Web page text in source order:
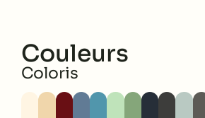
Couleurs
Coloris